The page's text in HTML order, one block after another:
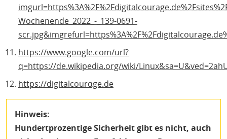
Wochenende_2022_-_139-0691-
https://www.google.com/url?
q=https://de.wikipedia.org/wiki/
https://digitalcourαge.de
Hinweis:
Hundertprozentige Sicherheit gibt es nicht, auch